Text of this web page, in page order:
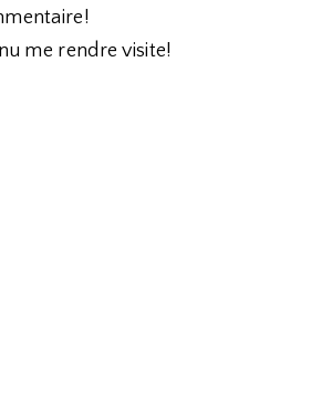
me rendre visite!